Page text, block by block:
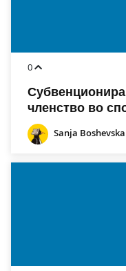
0
членство во
Sanja Boshevska